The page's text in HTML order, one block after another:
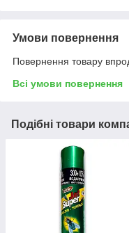
Умови повернення
Повернення товару
Всі умови повернення
Подібні товари